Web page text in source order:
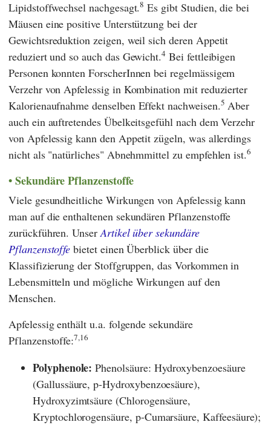
Lipidstoffwechsel nachgesagt.8 Es gibt Studien, die bei
Mäusen eine positive Unterstützung bei der
Gewichtsreduktion zeigen, weil sich deren Appetit
reduziert und so auch das Gewicht.4 Bei fettleibigen
Personen konnten ForscherInnen bei regelmässigem
Verzehr von Apfelessig in Kombination mit reduzierter
Kalorienaufnahme denselben Effekt nachweisen.5 Aber
auch ein auftretendes Übelkeitsgefühl nach dem Verzehr
von Apfelessig kann den Appetit zügeln, was allerdings
nicht als "natürliches" Abnehmmittel zu empfehlen ist.6
Sekundäre Pflanzenstoffe
Viele gesundheitliche Wirkungen von Apfelessig kann
man auf die enthaltenen sekundären Pflanzenstoffe
zurückführen. UnserArtikel über sekundäre
Pflanzenstoffe bietet einen Überblick über die
Klassifizierung der Stoffgruppen, das Vorkommen in
Lebensmitteln und mögliche Wirkungen auf den
Menschen.
Apfelessig enthält u.a. folgende sekundäre
Pflanzenstoffe:7,16
Polyphenole: Phenolsäure: Hydroxybenzoesäure
(Gallussäure, p-Hydroxybenzoesäure),
Hydroxyzimtsäure (Chlorogensäure,
Kryptochlorogensäure, p-Cumarsäure, Kaffeesäure);